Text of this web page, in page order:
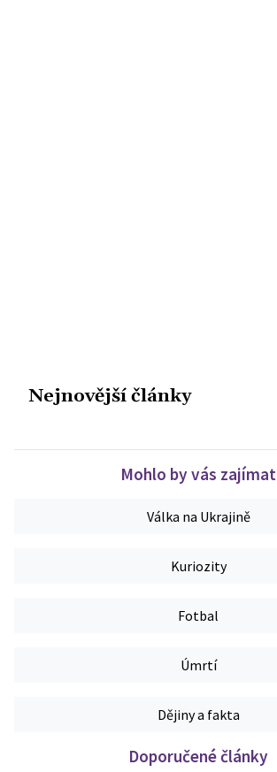
Nejnovější články
Mohlo by vás zajímat
Válka na Ukrajině
Kuriozity
Fotbal
Úmrtí
Dějiny a fakta
Doporučené články